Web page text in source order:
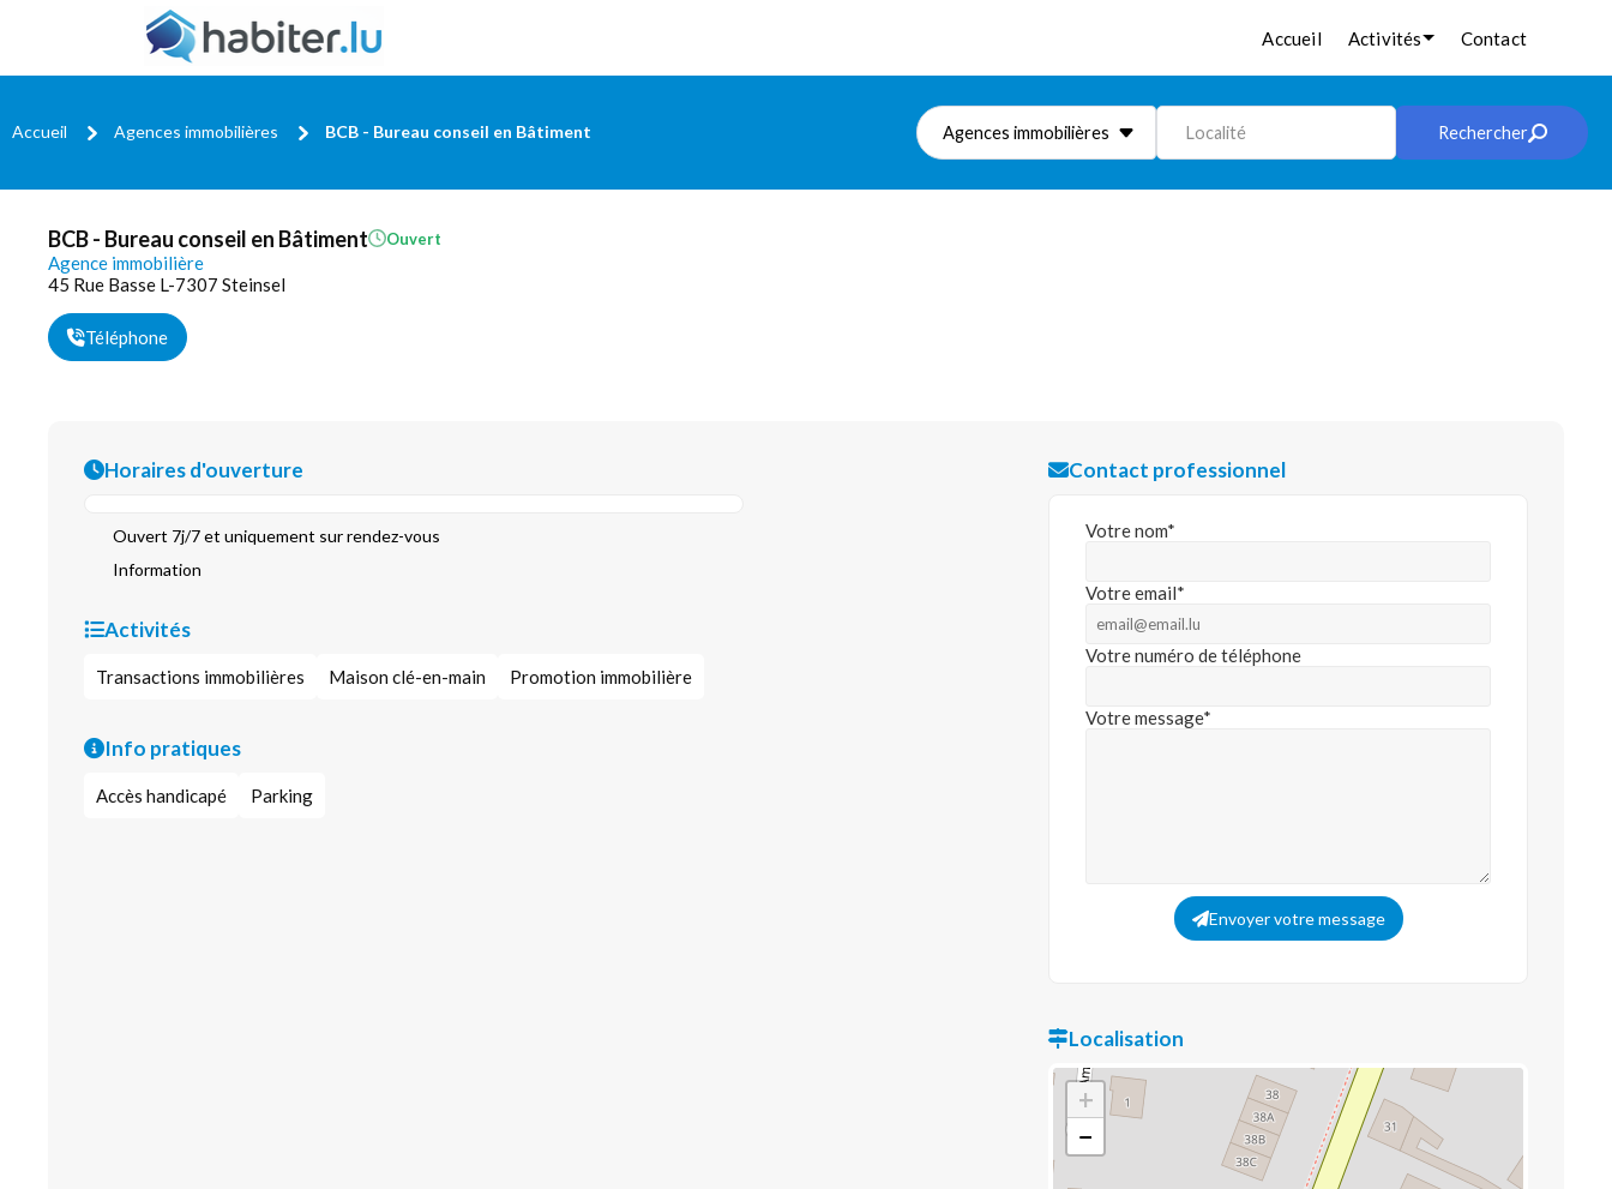
Accueil Activités Contact
Accueil Agences immobilières BCB - Bureau conseil en Bâtiment Agences immobilières Localité Rechercher
BCB - Bureau conseil en Bâtiment Ouvert
Agence immobilière
45 Rue Basse L-7307 Steinsel
Téléphone
Horaires d'ouverture
Ouvert 7j/7 et uniquement sur rendez-vous
Information
Activités
Transactions immobilières Maison clé-en-main Promotion immobilière
Info pratiques
Accès handicapé Parking
Contact professionnel
Votre nom*
Votre email*
Votre numéro de téléphone
Votre message*
Envoyer votre message
Localisation
+
−